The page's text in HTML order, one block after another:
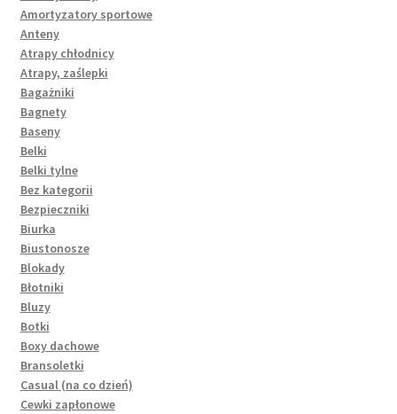
Amortyzatory sportowe
Anteny
Atrapy chłodnicy
Atrapy, zaślepki
Bagażniki
Bagnety
Baseny
Belki
Belki tylne
Bez kategorii
Bezpieczniki
Biurka
Biustonosze
Blokady
Błotniki
Bluzy
Botki
Boxy dachowe
Bransoletki
Casual (na co dzień)
Cewki zapłonowe